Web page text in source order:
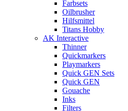
Farbsets
Oilbrusher
Hilfsmittel
Titans Hobby
AK Interactive
Thinner
Quickmarkers
Playmarkers
Quick GEN Sets
Quick GEN
Gouache
Inks
Filters